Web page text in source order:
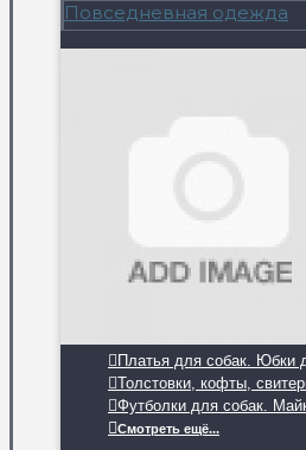
Повседневная одежда
Платья для собак. Юбки
Толстовки, кофты,
Футболки для собак.
Смотреть ещё...